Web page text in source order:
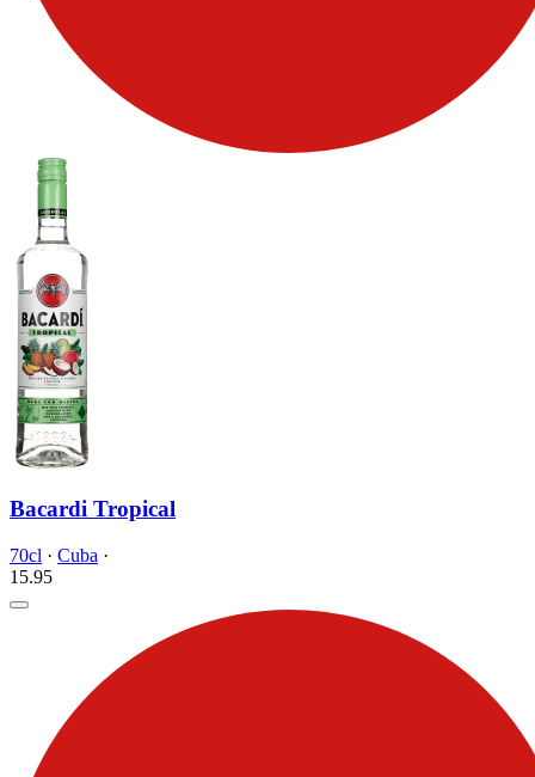
Bacardi Tropical
70cl · Cuba ·
15.95